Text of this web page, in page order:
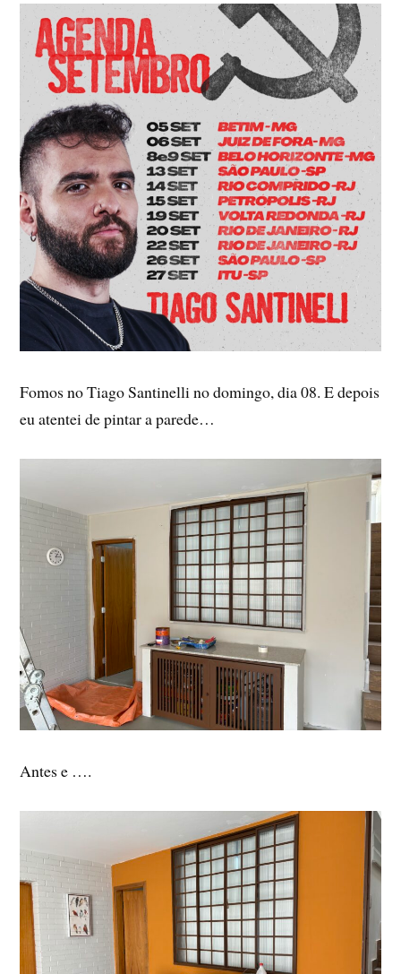
Fomos no Tiago Santinelli no domingo, dia 08. E depois
eu atentei de pintar a parede…
Antes e ….